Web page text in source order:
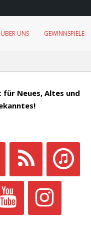
ÜBER UNS GEWINNSPIELE
für Neues, Altes und